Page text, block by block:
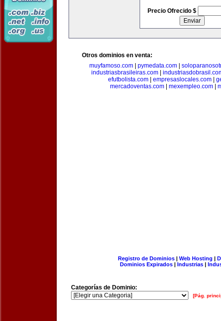
Precio Ofrecido $
Otros dominios en venta:
muyfamoso.com
pymedata.com
industriasbrasileiras.com|
efutbolista.com| empresaslocales.com|
mercadoventas.com
mexempleo.com
Registro de Dominios| Web Hosting |
Dominios Expirados | Industrias |
Categorías de Dominio:
[Pág.